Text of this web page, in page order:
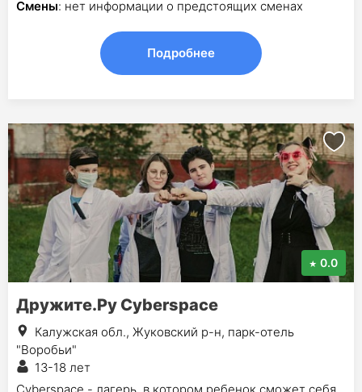
Смены: нет информации о предстоящих сменах
Подробнее
0.0
Дружите.Ру Cyberspace
Калужская обл., Жуковский р-н, парк-отель
"Воробьи"
13-18 лет